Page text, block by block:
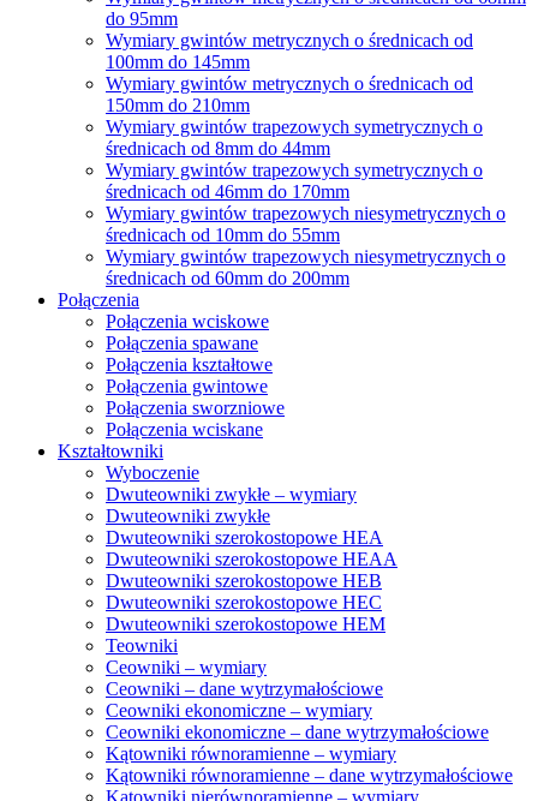
do 95mm
Wymiary gwintów metrycznych o średnicach od
100mm do 145mm
Wymiary gwintów metrycznych o średnicach od
150mm do 210mm
Wymiary gwintów trapezowych symetrycznych o
średnicach od 8mm do 44mm
Wymiary gwintów trapezowych symetrycznych o
średnicach od 46mm do 170mm
Wymiary gwintów trapezowych niesymetrycznych o
średnicach od 10mm do 55mm
Wymiary gwintów trapezowych niesymetrycznych o
średnicach od 60mm do 200mm
Połączenia
Połączenia wciskowe
Połączenia spawane
Połączenia kształtowe
Połączenia gwintowe
Połączenia sworzniowe
Połączenia wciskane
Kształtowniki
Wyboczenie
Dwuteowniki zwykłe – wymiary
Dwuteowniki zwykłe
Dwuteowniki szerokostopowe HEA
Dwuteowniki szerokostopowe HEAA
Dwuteowniki szerokostopowe HEB
Dwuteowniki szerokostopowe HEC
Dwuteowniki szerokostopowe HEM
Teowniki
Ceowniki – wymiary
Ceowniki – dane wytrzymałościowe
Ceowniki ekonomiczne – wymiary
Ceowniki ekonomiczne – dane wytrzymałościowe
Kątowniki równoramienne – wymiary
Kątowniki równoramienne – dane wytrzymałościowe